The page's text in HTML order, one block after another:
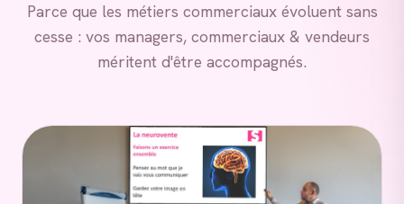
Parce que les métiers commerciaux évoluent sans
cesse : vos managers, commerciaux & vendeurs
méritent d'être accompagnés.